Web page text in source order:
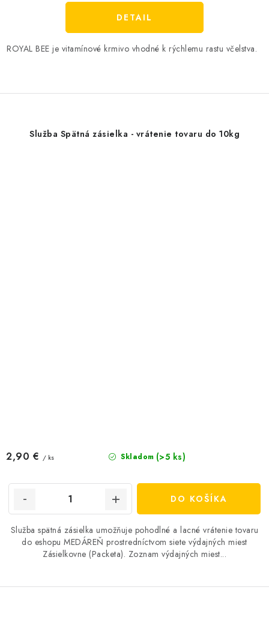
DETAIL
ROYAL BEE je vitamínové krmivo vhodné k rýchlemu rastu včelstva.
Služba Spätná zásielka - vrátenie tovaru do 10kg
Skladom (>5 ks)
2,90 € / ks
DO KOŠÍKA
Služba spätná zásielka umožňuje pohodlné a lacné vrátenie tovaru
do eshopu MEDÁREŇ prostredníctvom siete výdajných miest
Zásielkovne (Packeta). Zoznam výdajných miest...